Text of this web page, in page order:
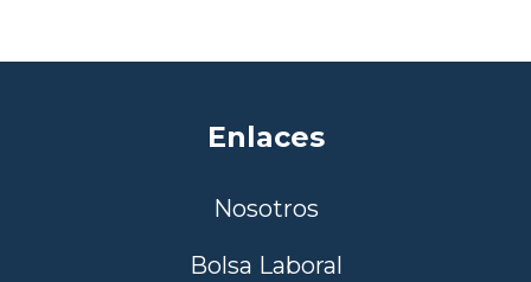
Enlaces
Nosotros
Bolsa Laboral